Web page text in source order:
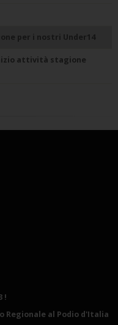
per i nostri Under14
attività stagione
!
Regionale al Podio d'Italia